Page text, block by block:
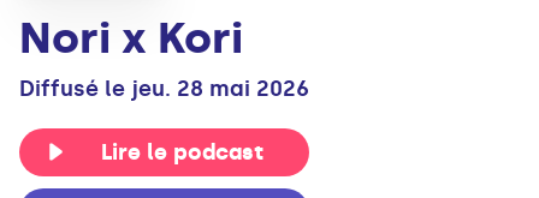
Nori x Kori
Diffusé le jeu. 28 mai 2026
Lire le podcast